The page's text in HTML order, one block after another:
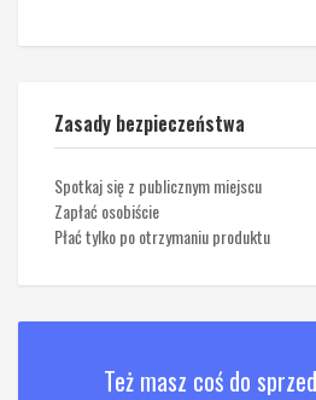
Zasady bezpieczeństwa
Spotkaj się z publicznym miejscu
Zapłać osobiście
Płać tylko po otrzymaniu produktu
Też masz coś do